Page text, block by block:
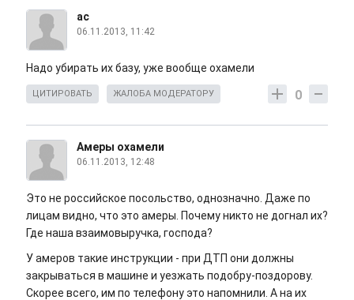
ас
06.11.2013, 11:42
Надо убирать их базу, уже вообще охамели
0
ЦИТИРОВАТЬ ЖАЛОБА МОДЕРАТОРУ
Амеры охамели
06.11.2013, 12:48
Это не российское посольство, однозначно. Даже по
лицам видно, что это амеры. Почему никто не догнал их?
Где наша взаимовыручка, господа?
У амеров такие инструкции - при ДТП они должны
закрываться в машине и уезжать подобру-поздорову.
Скорее всего, им по телефону это напомнили. А на их